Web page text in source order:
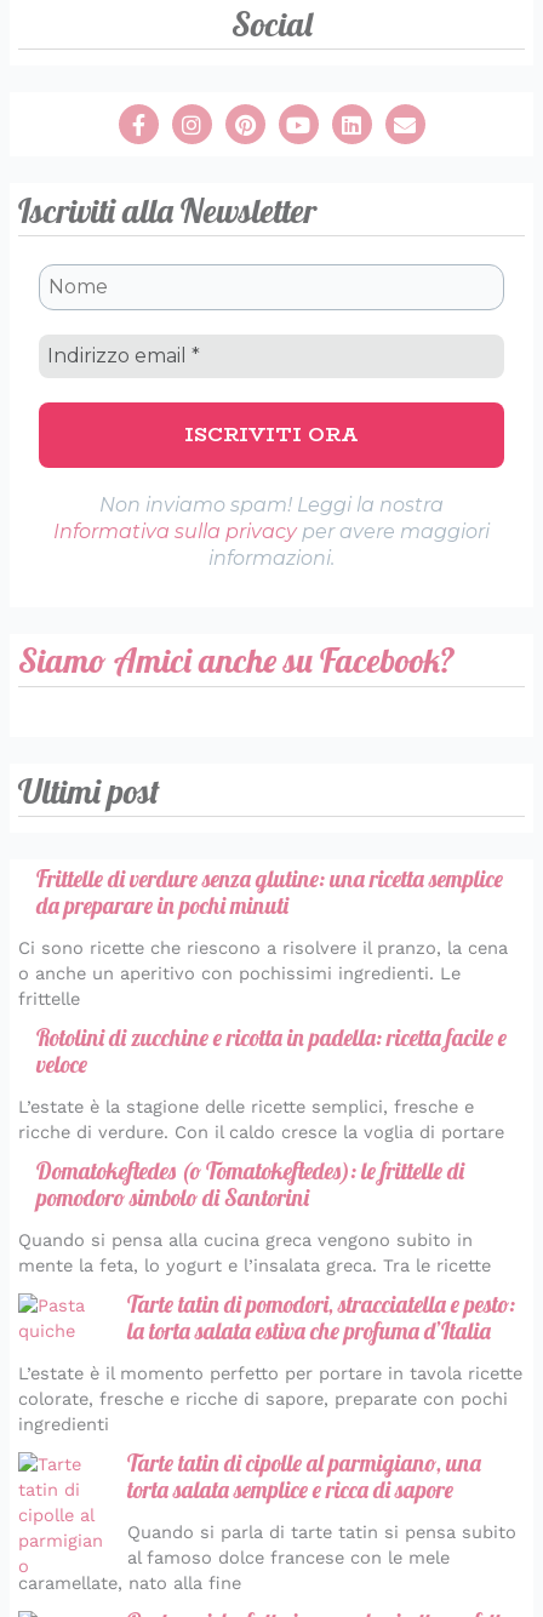
Social
Iscriviti alla Newsletter
Non inviamo spam! Leggi la nostra
Informativa sulla privacyper avere maggiori
informazioni.
Siamo Amici anche su Facebook?
Ultimi post
Frittelle di verdure senza glutine: una ricetta semplice
da preparare in pochi minuti
Ci sono ricette che riescono a risolvere il pranzo, la cena
o anche un aperitivo con pochissimi ingredienti. Le
frittelle
Rotolini di zucchine e ricotta in padella: ricetta facile e
veloce
L’estate è la stagione delle ricette semplici, fresche e
ricche di verdure. Con il caldo cresce la voglia di portare
Domatokeftedes (o Tomatokeftedes): le frittelle di
pomodoro simbolo di Santorini
Quando si pensa alla cucina greca vengono subito in
mente la feta, lo yogurt e l’insalata greca. Tra le ricette
Tarte tatin di pomodori, stracciatella e pesto:
la torta salata estiva che profuma d’Italia
L’estate è il momento perfetto per portare in tavola ricette
colorate, fresche e ricche di sapore, preparate con pochi
ingredienti
Tarte tatin di cipolle al parmigiano, una
torta salata semplice e ricca di sapore
Quando si parla di tarte tatin si pensa subito
al famoso dolce francese con le mele
caramellate, nato alla fine